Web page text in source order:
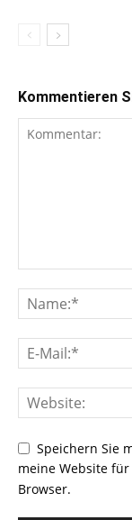
Kommentieren
Speichern Sie
meine Website
Browser.